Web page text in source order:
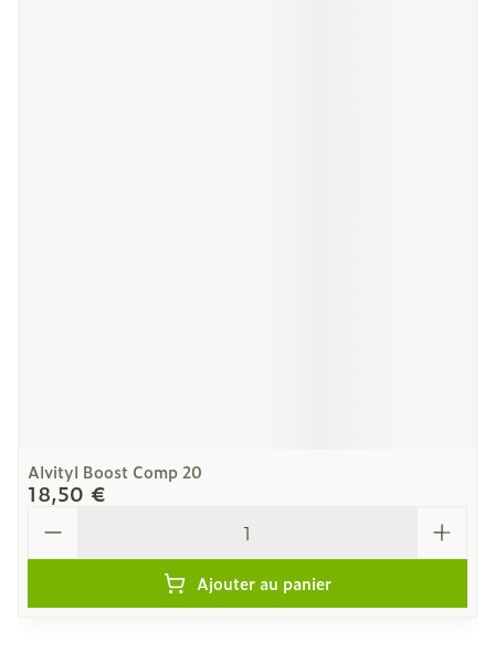
Alvityl Boost Comp 20
18,50 €
Ajouter au panier